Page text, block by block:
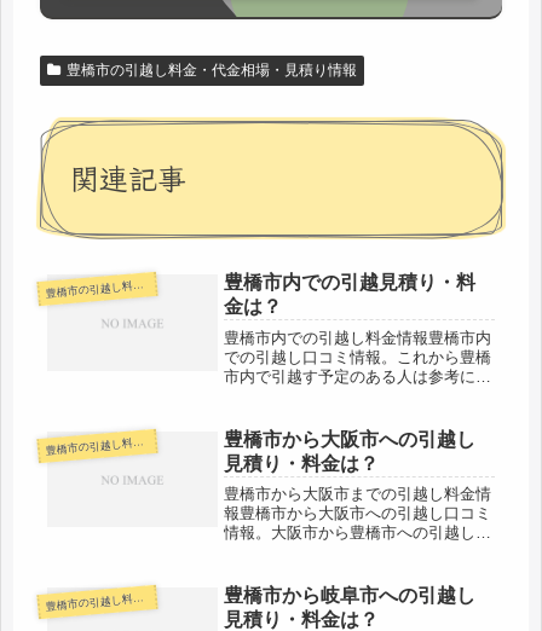
豊橋市の引越し料金・代金相場・見積り情報
関連記事
豊橋市の引越し料金・代金相場・見積り情報
豊橋市内での引越見積り・料
金は？
豊橋市内での引越し料金情報豊橋市内
での引越し口コミ情報。これから豊橋
市内で引越す予定のある人は参考にし
うちに引越しは十分終わる範囲です。
周辺の豊川市や田原市や湖西市への引
越...
豊橋市の引越し料金・代金相場・見積り情報
豊橋市から大阪市への引越し
見積り・料金は？
豊橋市から大阪市までの引越し料金情
報豊橋市から大阪市への引越し口コミ
情報。大阪市から豊橋市への引越しさ
になります。引越し会社と時期によっ
てはもしかしたら当日中に引越しで...
豊橋市の引越し料金・代金相場・見積り情報
豊橋市から岐阜市への引越し
見積り・料金は？